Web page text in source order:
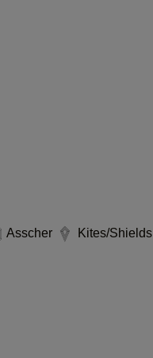
Asscher Kites/Shields